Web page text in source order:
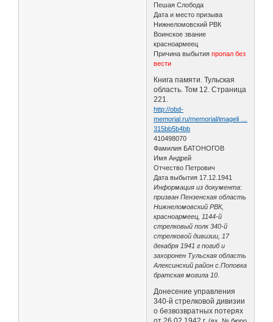
Пешая Слобода
Дата и место призыва
Нижнеломовский РВК
Воинское звание
красноармеец
Причина выбытияпропал без
вести
Книга памяти. Тульская
область. Том 12. Страница
221.
http://obd-
memorial.ru/memorial/imageli …
315bb5b4bb
410498070
Фамилия БАТОНОГОВ
Имя Андрей
Отчество Петрович
Дата выбытия 17.12.1941
Информация из документа:
призван Пензенская область
Нижнеломовский РВК,
красноармеец, 1144-й
стрелковый полк 340-й
стрелковой дивизии, 17
декабря 1941 г погиб и
захоронен Тульская область
Алексинский район с.Поповка
братская могила 10.
Донесение управления
340-й стрелковой дивизии
о безвозвратных потерях